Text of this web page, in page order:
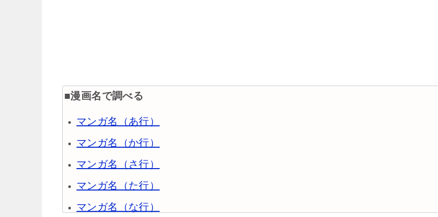
■漫画名で調べる
マンガ名（あ行）
マンガ名（か行）
マンガ名（さ行）
マンガ名（た行）
マンガ名（な行）